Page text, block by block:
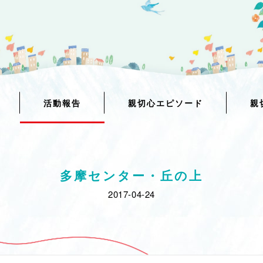
活動報告 親切心エピソード 親
多摩センター・丘の上
2017-04-24